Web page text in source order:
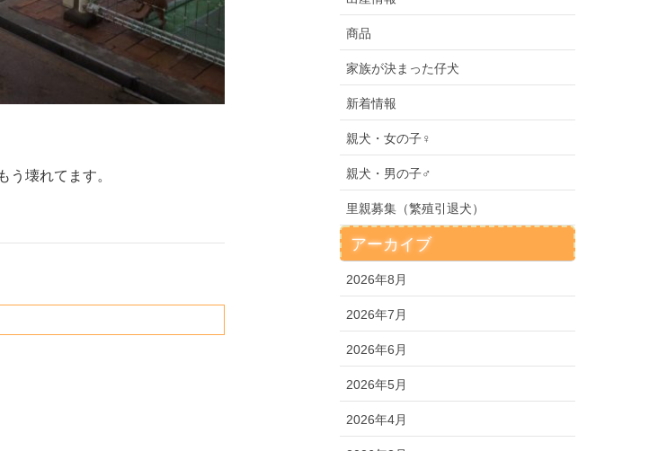
う壊れてます。
商品
家族が決まった仔犬
新着情報
親犬・女の子♀
親犬・男の子♂
里親募集（繁殖引退犬）
アーカイブ
2026年8月
2026年7月
2026年6月
2026年5月
2026年4月